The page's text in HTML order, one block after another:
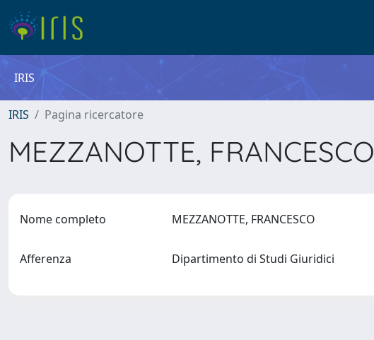
IRIS
IRIS Pagina ricercatore
MEZZANOTTE, FRANCESCO
Nome completo MEZZANOTTE, FRANCESCO
Afferenza Dipartimento di Studi Giuridici